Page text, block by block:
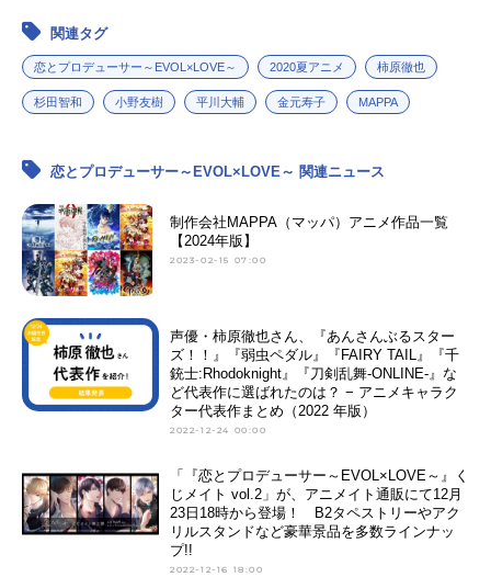
関連タグ
恋とプロデューサー～EVOL×LOVE～ 2020夏アニメ 柿原徹也
杉田智和 小野友樹 平川大輔 金元寿子 MAPPA
恋とプロデューサー～EVOL×LOVE～ 関連ニュース
制作会社MAPPA（マッパ）アニメ作品一覧
【2024年版】
2023-02-15 07:00
声優・柿原徹也さん、『あんさんぶるスター
ズ！！』『弱虫ペダル』『FAIRY TAIL』『千
銃士:Rhodoknight』『刀剣乱舞-ONLINE-』な
ど代表作に選ばれたのは？ − アニメキャラク
ター代表作まとめ（2022 年版）
2022-12-24 00:00
「『恋とプロデューサー～EVOL×LOVE～』く
じメイト vol.2」が、アニメイト通販にて12月
23日18時から登場！ B2タペストリーやアク
リルスタンドなど豪華景品を多数ラインナッ
プ!!
2022-12-16 18:00